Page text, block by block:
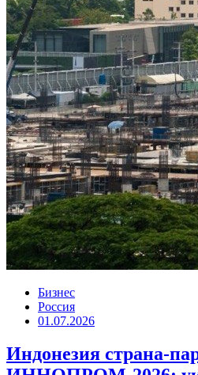
Бизнес
Россия
01.07.2026
Индонезия страна-